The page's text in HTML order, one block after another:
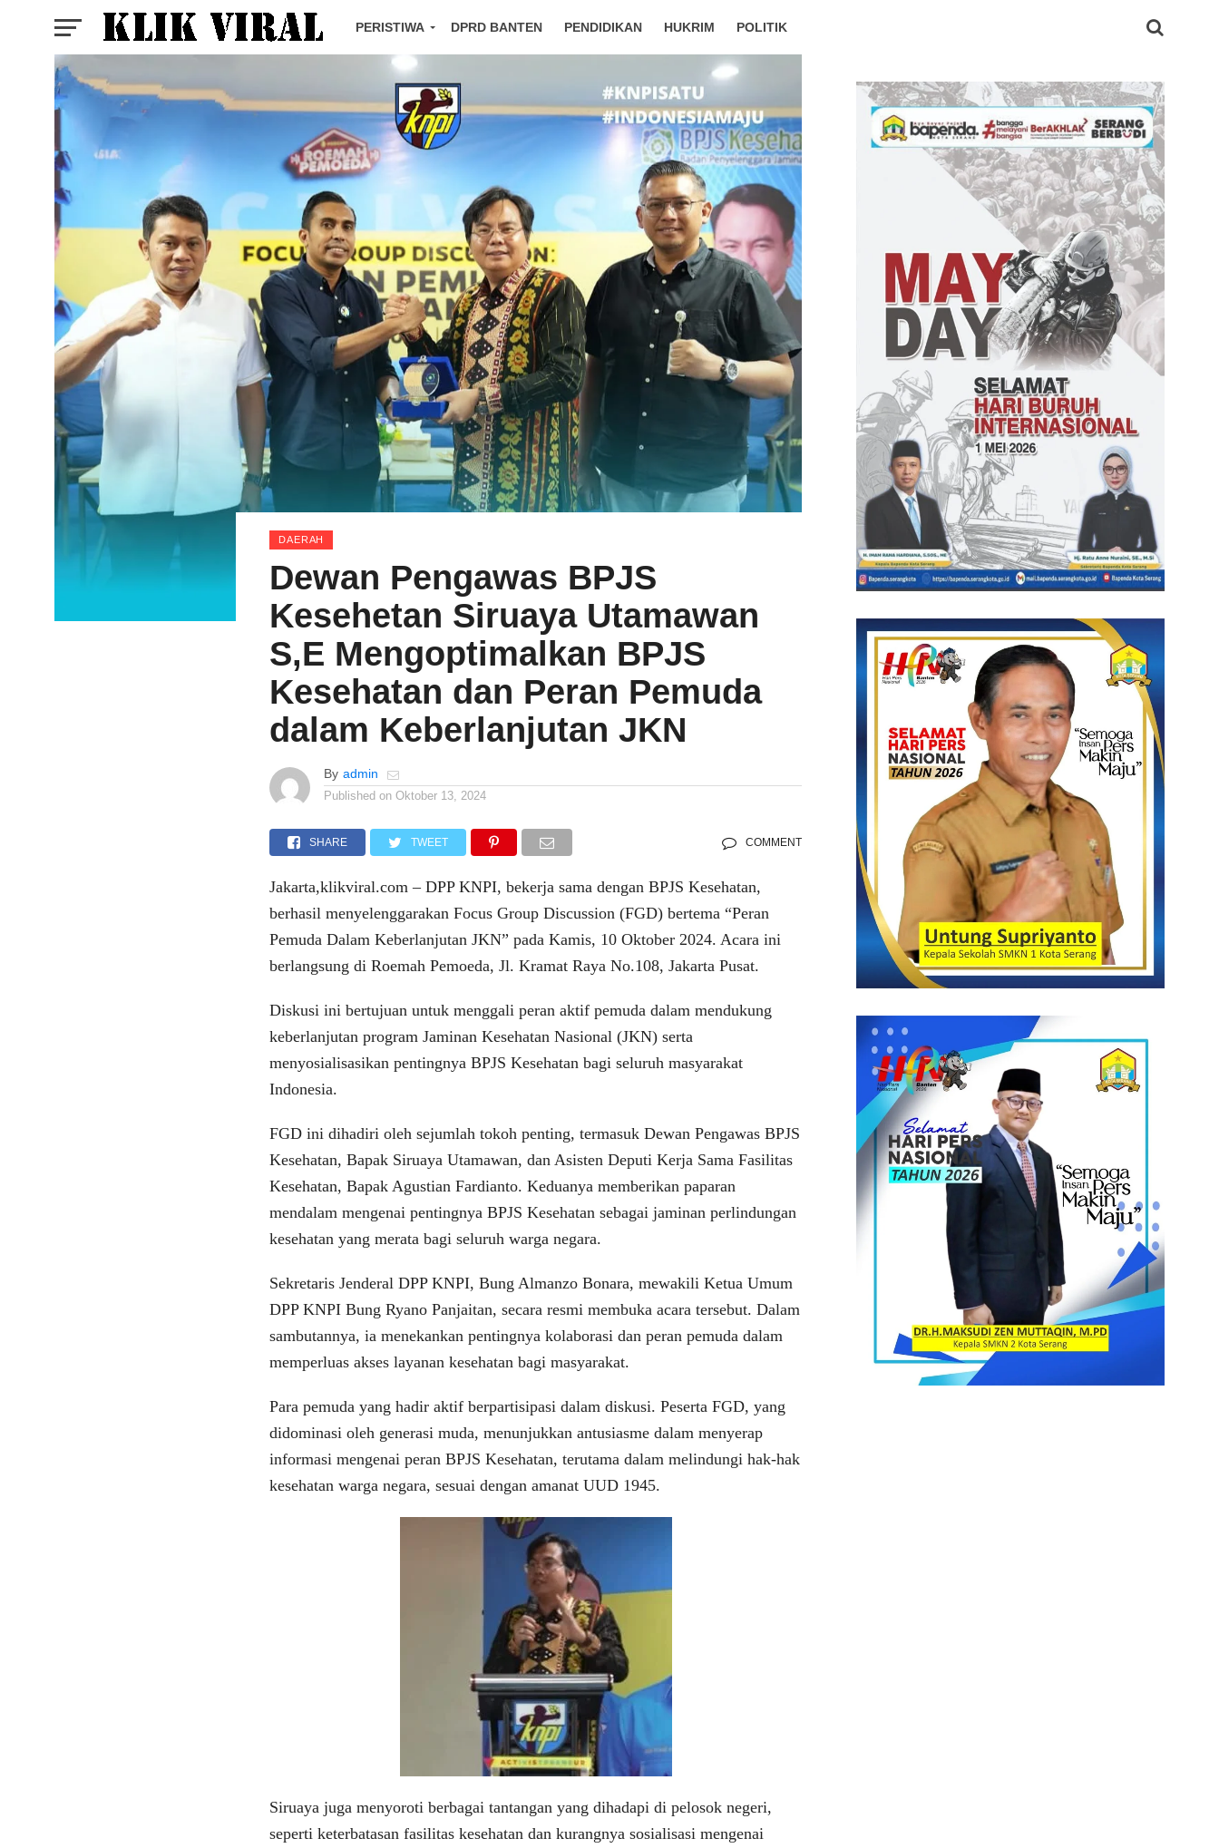
PERISTIWA DPRD BANTEN PENDIDIKAN HUKRIM POLITIK
DAERAH
Dewan Pengawas BPJS
Kesehetan Siruaya Utamawan
S,E Mengoptimalkan BPJS
Kesehatan dan Peran Pemuda
dalam Keberlanjutan JKN
By admin
Published on Oktober 13, 2024
SHARE TWEET COMMENT
Jakarta,klikviral.com – DPP KNPI, bekerja sama dengan BPJS Kesehatan,
berhasil menyelenggarakan Focus Group Discussion (FGD) bertema “Peran
Pemuda Dalam Keberlanjutan JKN” pada Kamis, 10 Oktober 2024. Acara ini
berlangsung di Roemah Pemoeda, Jl. Kramat Raya No.108, Jakarta Pusat.
Diskusi ini bertujuan untuk menggali peran aktif pemuda dalam mendukung
keberlanjutan program Jaminan Kesehatan Nasional (JKN) serta
menyosialisasikan pentingnya BPJS Kesehatan bagi seluruh masyarakat
Indonesia.
FGD ini dihadiri oleh sejumlah tokoh penting, termasuk Dewan Pengawas BPJS
Kesehatan, Bapak Siruaya Utamawan, dan Asisten Deputi Kerja Sama Fasilitas
Kesehatan, Bapak Agustian Fardianto. Keduanya memberikan paparan
mendalam mengenai pentingnya BPJS Kesehatan sebagai jaminan perlindungan
kesehatan yang merata bagi seluruh warga negara.
Sekretaris Jenderal DPP KNPI, Bung Almanzo Bonara, mewakili Ketua Umum
DPP KNPI Bung Ryano Panjaitan, secara resmi membuka acara tersebut. Dalam
sambutannya, ia menekankan pentingnya kolaborasi dan peran pemuda dalam
memperluas akses layanan kesehatan bagi masyarakat.
Para pemuda yang hadir aktif berpartisipasi dalam diskusi. Peserta FGD, yang
didominasi oleh generasi muda, menunjukkan antusiasme dalam menyerap
informasi mengenai peran BPJS Kesehatan, terutama dalam melindungi hak-hak
kesehatan warga negara, sesuai dengan amanat UUD 1945.
Siruaya juga menyoroti berbagai tantangan yang dihadapi di pelosok negeri,
seperti keterbatasan fasilitas kesehatan dan kurangnya sosialisasi mengenai